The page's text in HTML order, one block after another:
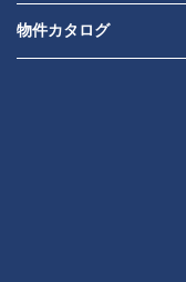
物件カタログ